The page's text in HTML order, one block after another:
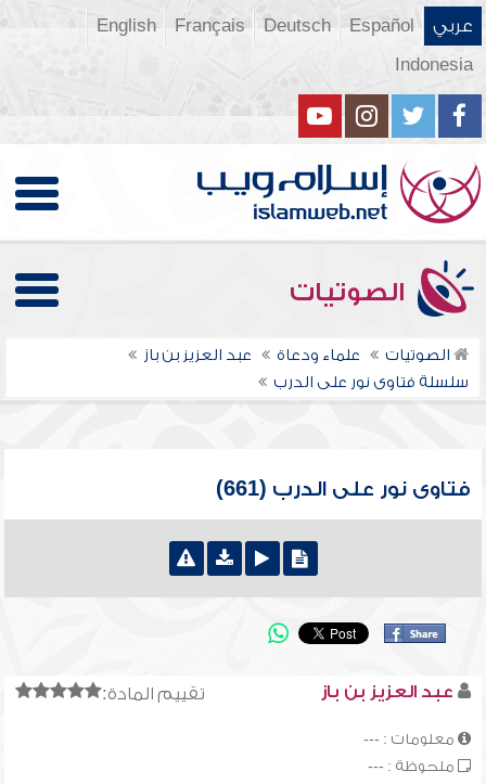
عربي Español
Deutsch
Français
English
Indonesia
الصوتيات
الصوتيات علماء ودعاة
عبد العزيز بن باز
سلسلة فتاوى نور على الدرب
فتاوى نور على الدرب (661)
تقييم المادة: عبد العزيز بن باز
معلومات : ---
ملحوظة : ---